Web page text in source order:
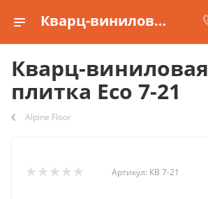
Кварц-виниловая плитка Eco 7-21 купить
Кварц-виниловая
плитка Eco 7-21
Alpine Floor
Артикул: КВ 7-21